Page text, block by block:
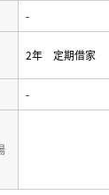
-
2年 定期借家
-